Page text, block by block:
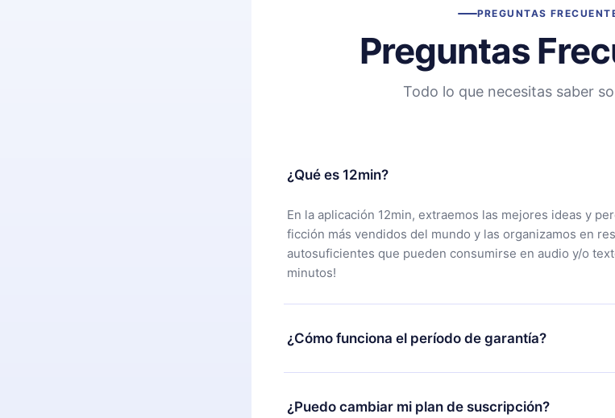
PREGUNTAS
Preguntas
Todo lo que necesitas saber
¿Qué es 12min?
En la aplicación 12min, extraemos las mejores ideas y
ficción más vendidos del mundo y las organizamos en
autosuficientes que pueden consumirse en audio y/o
minutos!
¿Cómo funciona el período de garantía?
Puedes descargar nuestra aplicación y comenzar a
alguna razón no estás satisfecho con nuestra plataforma,
¿Puedo cambiar mi plan de suscripción?